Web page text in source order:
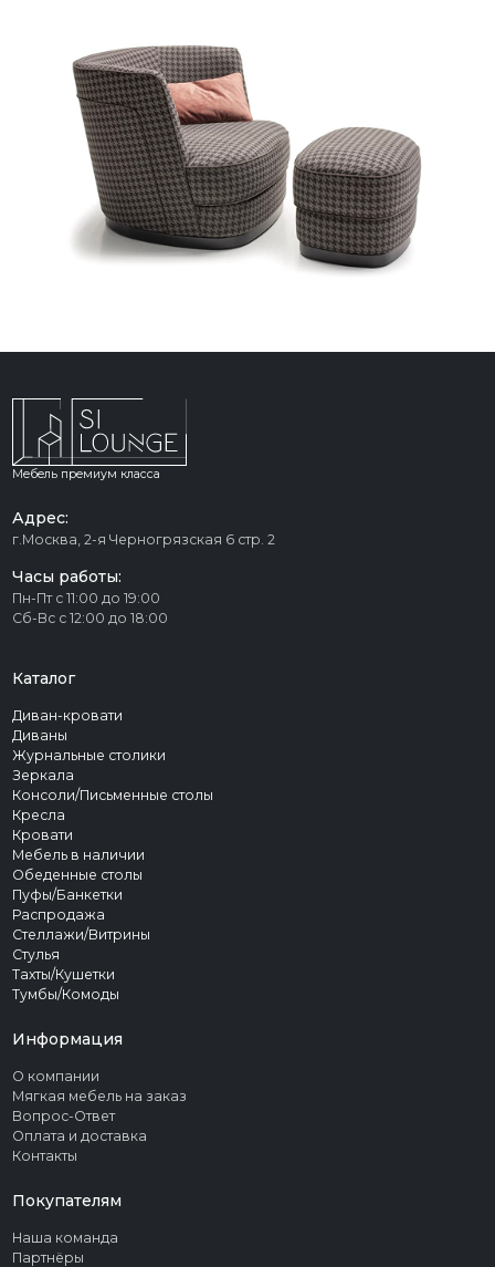
Мебель премиум класса
Адрес:
г.Москва, 2-я Черногрязская 6 стр. 2
Часы работы:
Пн-Пт с 11:00 до 19:00
Сб-Вс с 12:00 до 18:00
Каталог
Диван-кровати
Диваны
Журнальные столики
Зеркала
Консоли/Письменные столы
Кресла
Кровати
Мебель в наличии
Обеденные столы
Пуфы/Банкетки
Распродажа
Стеллажи/Витрины
Стулья
Тахты/Кушетки
Тумбы/Комоды
Информация
О компании
Мягкая мебель на заказ
Вопрос-Ответ
Оплата и доставка
Контакты
Покупателям
Наша команда
Партнёры